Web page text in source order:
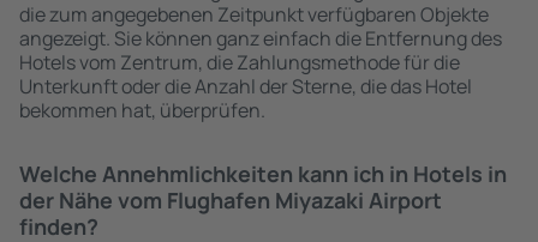
die zum angegebenen Zeitpunkt verfügbaren Objekte
angezeigt. Sie können ganz einfach die Entfernung des
Hotels vom Zentrum, die Zahlungsmethode für die
Unterkunft oder die Anzahl der Sterne, die das Hotel
bekommen hat, überprüfen.
Welche Annehmlichkeiten kann ich in Hotels in
der Nähe vom Flughafen Miyazaki Airport
finden?